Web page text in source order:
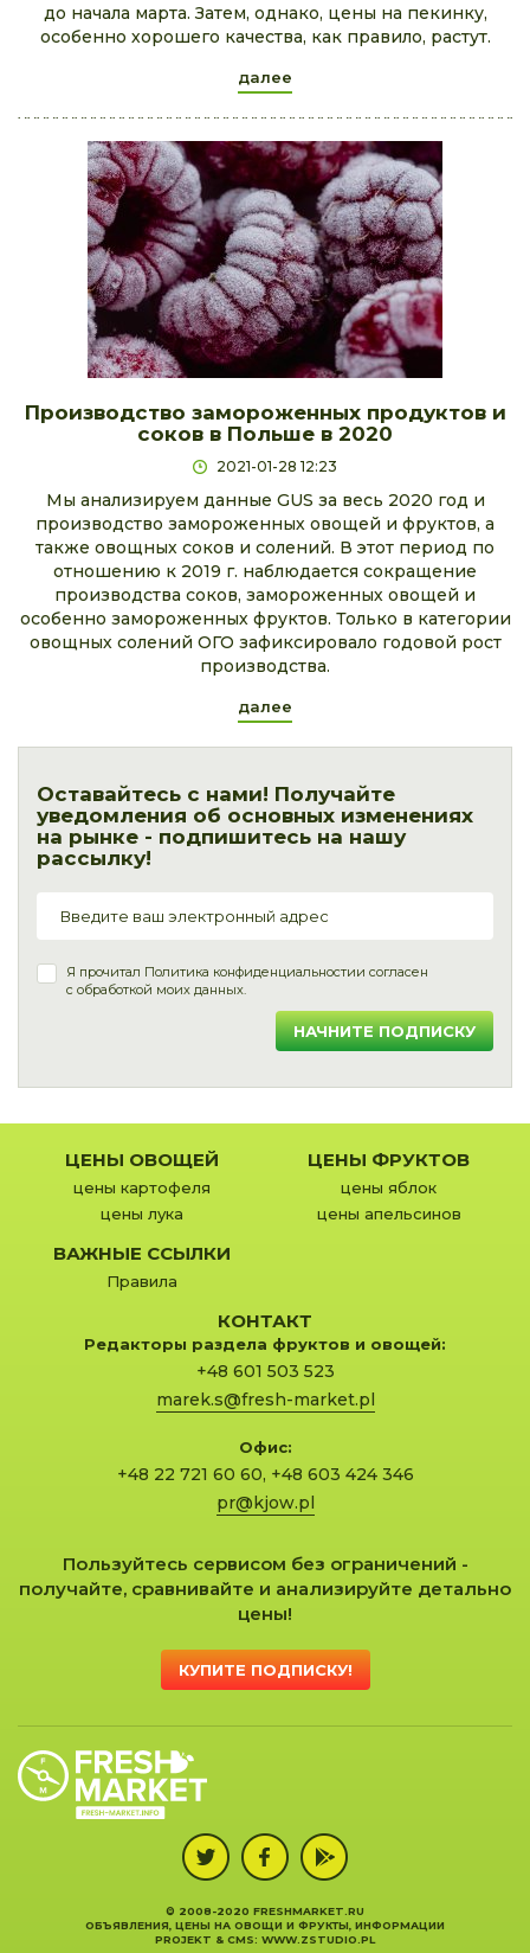
до начала марта. Затем, однако, цены на пекинку,
особенно хорошего качества, как правило, растут.
далее
Производство замороженных продуктов и
соков в Польше в 2020
2021-01-28 12:23
Мы анализируем данные GUS за весь 2020 год и
производство замороженных овощей и фруктов, а
также овощных соков и солений. В этот период по
отношению к 2019 г. наблюдается сокращение
производства соков, замороженных овощей и
особенно замороженных фруктов. Только в категории
овощных солений ОГО зафиксировало годовой рост
производства.
далее
Оставайтесь с нами! Получайте
уведомления об основных изменениях
на рынке - подпишитесь на нашу
рассылку!
Я прочитал Политика конфиденциальностии согласен
с обработкой моих данных.
НАЧНИТЕ ПОДПИСКУ
ЦЕНЫ ОВОЩЕЙ
цены картофеля
цены лука
ЦЕНЫ ФРУКТОВ
цены яблок
цены апельсинов
ВАЖНЫЕ ССЫЛКИ
Правила
КОНТАКТ
Редакторы раздела фруктов и овощей:
+48 601 503 523
marek.s@fresh-market.pl
Офис:
+48 22 721 60 60, +48 603 424 346
pr@kjow.pl
Пользуйтесь сервисом без ограничений -
получайте, сравнивайте и анализируйте детально
цены!
КУПИТЕ ПОДПИСКУ!
© 2008-2020 FRESHMARKET.RU
ОБЪЯВЛЕНИЯ, ЦЕНЫ НА ОВОЩИ И ФРУКТЫ, ИНФОРМАЦИИ
PROJEKT & CMS: WWW.ZSTUDIO.PL